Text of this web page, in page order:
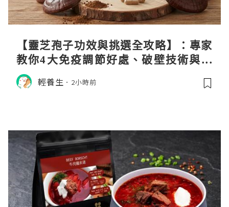
【靈芝孢子功效與挑選全攻略】：專家
教你4大免疫調節好處、破壁技術與挑
選秘訣
輕養生 2小時前